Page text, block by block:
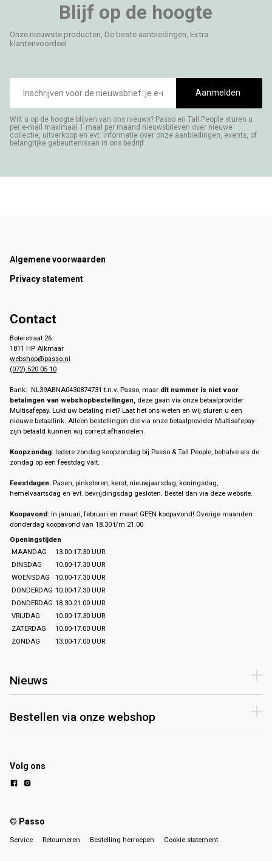
Blijf op de hoogte
Onze nieuwste producten, De beste aanbiedingen, Extra
klantenvoordeel
mailadres
Aanmelden
Wilt u op de hoogte blijven van ons nieuws? Passo en Tall People sturen u
per e-mail maximaal 1 maal per maand nieuwsbrieven over nieuwe
collectie, uitverkoop en evt. informatie over onze aanbiedingen, events, of
belangrijke gebeurtenissen in ons bedrijf.
Footer
Algemene voorwaarden
Privacy statement
Contact
Boterstraat 26
1811 HP Alkmaar
webshop@passo.nl
(072) 520 05 10
Bank: NL39ABNA0430874731 t.n.v. Passo, maar dit nummer is niet voor
betalingen van webshopbestellingen, deze gaan via onze betaalprovider
Multisafepay. Lukt uw betaling niet? Laat het ons weten en wij sturen u een
nieuwe betaallink. Alleen bestellingen die via onze betaalprovider Multisafepay
zijn betaald kunnen wij correct afhandelen.
Koopzondag: Iedere zondag koopzondag bij Passo & Tall People, behalve als de
zondag op een feestdag valt.
Feestdagen: Pasen, pinksteren, kerst, nieuwjaarsdag, koningsdag,
hemelvaartsdag en evt. bevrijdingsdag gesloten. Bestel dan via deze website.
Koopavond: In januari, februari en maart GEEN koopavond! Overige maanden
donderdag koopavond van 18.30 t/m 21.00
Openingstijden
MAANDAG
13.00-17.30 UUR
DINSDAG
10.00-17.30 UUR
WOENSDAG
10.00-17.30 UUR
DONDERDAG 10.00-17.30 UUR
DONDERDAG 18.30-21.00 UUR
VRIJDAG
10.00-17.30 UUR
ZATERDAG
10.00-17.00 UUR
ZONDAG
13.00-17.00 UUR
Nieuws
Bestellen via onze webshop
Volg ons
© Passo
Service Retourneren Bestelling herroepen Cookie statement